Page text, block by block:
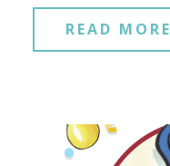
READ MORE